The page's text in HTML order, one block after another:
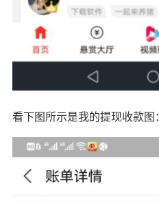
看下图所示是我的提现收款图：